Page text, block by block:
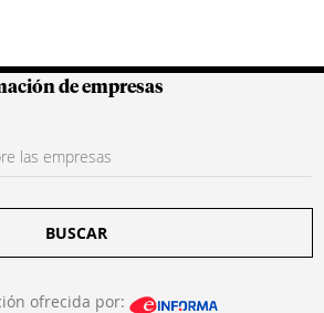
Colombianas
de empresas
BUSCAR
ofrecida por: